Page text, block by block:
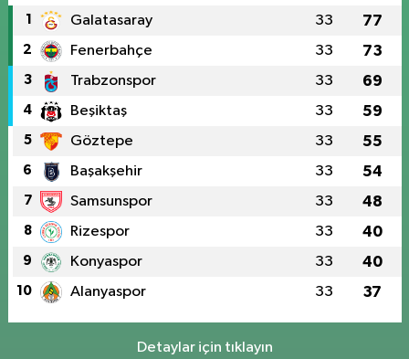
1 Galatasaray 33 77
2 Fenerbahçe 33 73
3 Trabzonspor 33 69
4 Beşiktaş 33 59
5 Göztepe 33 55
6 Başakşehir 33 54
7 Samsunspor 33 48
8 Rizespor 33 40
9 Konyaspor 33 40
10 Alanyaspor 33 37
Detaylar için tıklayın